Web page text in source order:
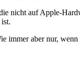
nicht auf Apple-
immer aber nur,